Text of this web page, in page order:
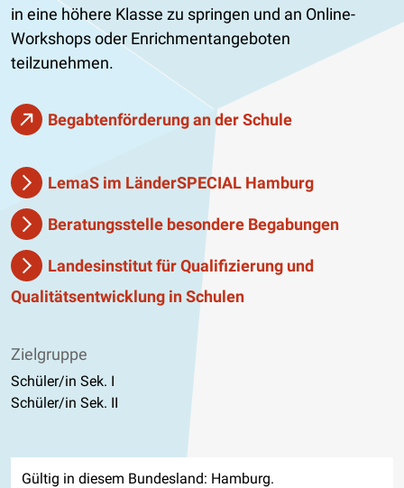
in eine höhere Klasse zu springen und an Online-
Workshops oder Enrichmentangeboten
teilzunehmen.
Begabtenförderung an der Schule
LemaS im LänderSPECIAL Hamburg
Beratungsstelle besondere Begabungen
Landesinstitut für Qualifizierung und
Qualitätsentwicklung in Schulen
Zielgruppe
Schüler/in Sek. I
Schüler/in Sek. II
Gültig in diesem Bundesland: Hamburg.